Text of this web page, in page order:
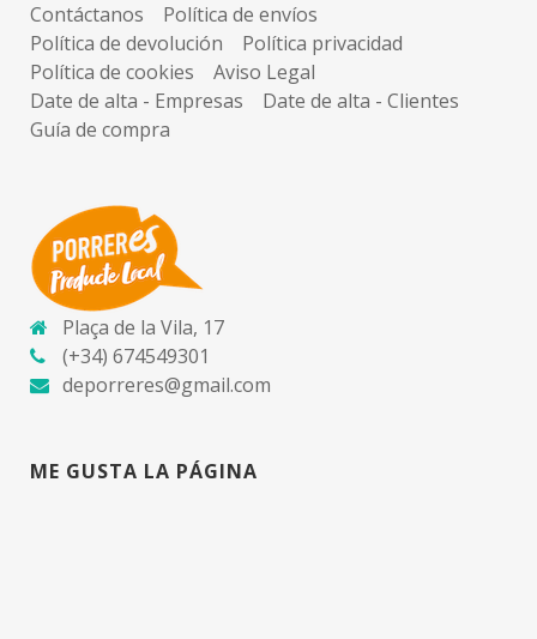
Contáctanos
Política de envíos
Política de devolución
Política privacidad
Política de cookies
Aviso Legal
Date de alta - Empresas
Date de alta - Clientes
Guía de compra
Plaça de la Vila, 17
(+34) 674549301
deporreres@gmail.com
ME GUSTA LA PÁGINA